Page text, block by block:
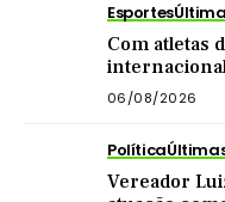
Esportes
Com atletas
06/08/2026
Política
Vereador